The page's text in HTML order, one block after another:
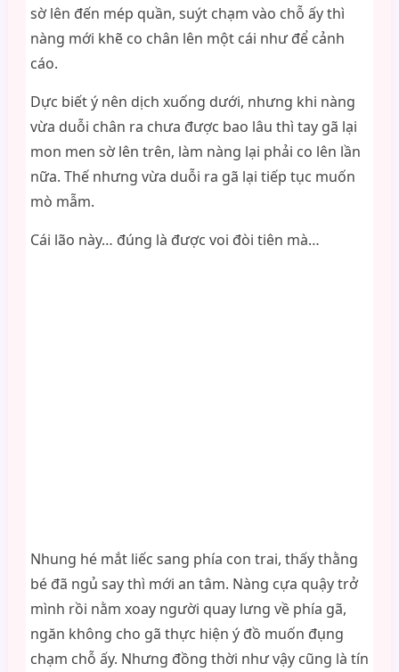
sờ lên đến mép quần, suýt chạm vào chỗ ấy thì
nàng mới khẽ co chân lên một cái như để cảnh
cáo.
Dực biết ý nên dịch xuống dưới, nhưng khi nàng
vừa duỗi chân ra chưa được bao lâu thì tay gã lại
mon men sờ lên trên, làm nàng lại phải co lên lần
nữa. Thế nhưng vừa duỗi ra gã lại tiếp tục muốn
mò mẫm.
Cái lão này… đúng là được voi đòi tiên mà…
Nhung hé mắt liếc sang phía con trai, thấy thằng
bé đã ngủ say thì mới an tâm. Nàng cựa quậy trở
mình rồi nằm xoay người quay lưng về phía gã,
ngăn không cho gã thực hiện ý đồ muốn đụng
chạm chỗ ấy. Nhưng đồng thời như vậy cũng là tín